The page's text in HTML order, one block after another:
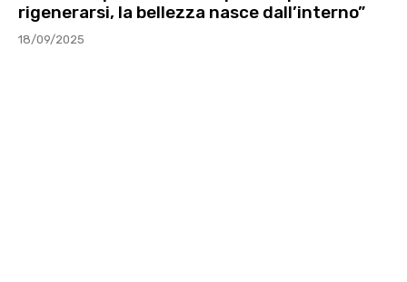
rigenerarsi, la bellezza nasce dall’interno”
18/09/2025